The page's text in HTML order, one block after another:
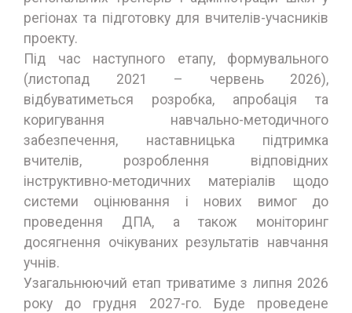
регіонах та підготовку для вчителів-учасників
проекту.
Під час наступного етапу, формувального
(листопад 2021 – червень 2026),
відбуватиметься розробка, апробація та
коригування навчально-методичного
забезпечення, наставницька підтримка
вчителів, розроблення відповідних
інструктивно-методичних матеріалів щодо
системи оцінювання і нових вимог до
проведення ДПА, а також моніторинг
досягнення очікуваних результатів навчання
учнів.
Узагальнюючий етап триватиме з липня 2026
року до грудня 2027-го. Буде проведене